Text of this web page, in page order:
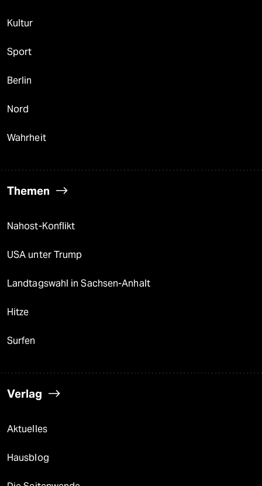
Kultur
Sport
Berlin
Nord
Wahrheit
Themen
Nahost-Konflikt
USA unter Trump
Landtagswahl in Sachsen-Anhalt
Hitze
Surfen
Verlag
Aktuelles
Hausblog